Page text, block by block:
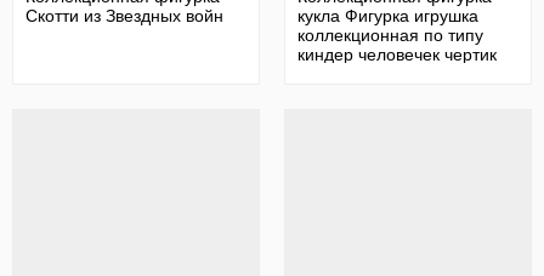
Скотти из Звездных войн
кукла Фигурка игрушка
коллекционная по типу
киндер человечек чертик